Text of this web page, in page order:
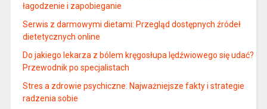
łagodzenie i zapobieganie
Serwis z darmowymi dietami: Przegląd dostępnych źródeł
dietetycznych online
Do jakiego lekarza z bólem kręgosłupa lędźwiowego się udać?
Przewodnik po specjalistach
Stres a zdrowie psychiczne: Najważniejsze fakty i strategie
radzenia sobie